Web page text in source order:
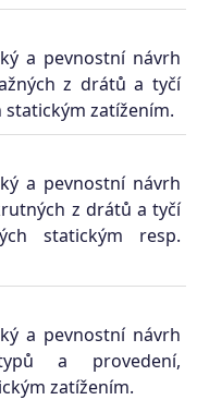
a pevnostní návrh
z drátů a tyčí
zatížením.
a pevnostní návrh
z drátů a tyčí
statickým resp.
a pevnostní návrh
a provedení,
zatížením.